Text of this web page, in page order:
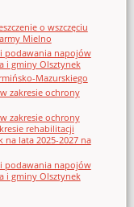
o wszczęciu
Mielno
podawania napojów
i gminy Olsztynek
Mazurskiego
zakresie ochrony
zakresie ochrony
rehabilitacji
na lata 2025-2027 na
podawania napojów
i gminy Olsztynek